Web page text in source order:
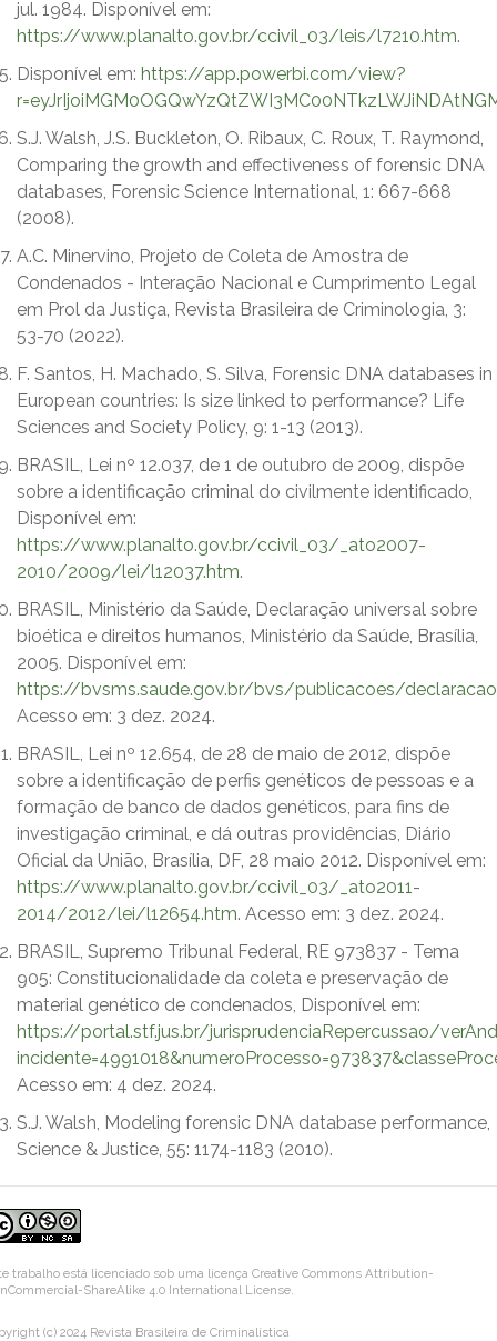
jul. 1984. Disponível em:
https://www.planalto.gov.br/ccivil_03/leis/l7210.htm.
Disponível em: https://app.powerbi.com/view?
S.J. Walsh, J.S. Buckleton, O. Ribaux, C. Roux, T. Raymond,
Comparing the growth and effectiveness of forensic DNA
databases, Forensic Science International, 1: 667-668
(2008).
A.C. Minervino, Projeto de Coleta de Amostra de
Condenados - Interação Nacional e Cumprimento Legal
em Prol da Justiça, Revista Brasileira de Criminologia, 3:
53-70 (2022).
F. Santos, H. Machado, S. Silva, Forensic DNA databases in
European countries: Is size linked to performance? Life
Sciences and Society Policy, 9: 1-13 (2013).
BRASIL, Lei nº 12.037, de 1 de outubro de 2009, dispõe
sobre a identificação criminal do civilmente identificado,
Disponível em:
https://www.planalto.gov.br/ccivil_03/_ato2007-
2010/2009/lei/l12037.htm.
BRASIL, Ministério da Saúde, Declaração universal sobre
bioética e direitos humanos, Ministério da Saúde, Brasília,
2005. Disponível em:
https://bvsms.saude.gov.br/bvs/publicacoes/
Acesso em: 3 dez. 2024.
BRASIL, Lei nº 12.654, de 28 de maio de 2012, dispõe
sobre a identificação de perfis genéticos de pessoas e a
formação de banco de dados genéticos, para fins de
investigação criminal, e dá outras providências, Diário
Oficial da União, Brasília, DF, 28 maio 2012. Disponível em:
https://www.planalto.gov.br/ccivil_03/_ato2011-
2014/2012/lei/l12654.htm. Acesso em: 3 dez. 2024.
BRASIL, Supremo Tribunal Federal, RE 973837 - Tema
905: Constitucionalidade da coleta e preservação de
material genético de condenados, Disponível em:
https://portal.stf.jus.br/jurisprudenciaRepercussao/
Acesso em: 4 dez. 2024.
S.J. Walsh, Modeling forensic DNA database performance,
Science & Justice, 55: 1174-1183 (2010).
trabalho está licenciado sob uma licença Creative Commons Attribution-
ShareAlike 4.0 International License.
(c) 2024 Revista Brasileira de Criminalística